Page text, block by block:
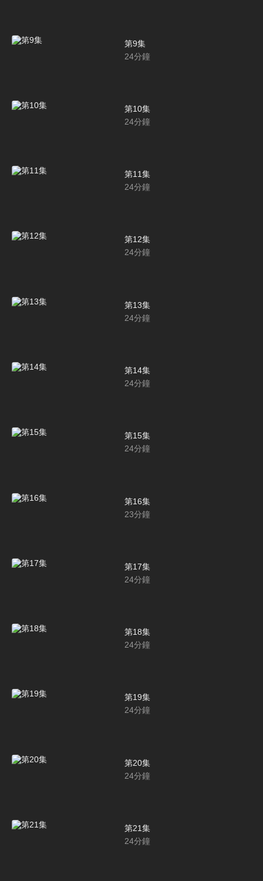
第9集
24分鐘
第10集
24分鐘
第11集
24分鐘
第12集
24分鐘
第13集
24分鐘
第14集
24分鐘
第15集
24分鐘
第16集
23分鐘
第17集
24分鐘
第18集
24分鐘
第19集
24分鐘
第20集
24分鐘
第21集
24分鐘